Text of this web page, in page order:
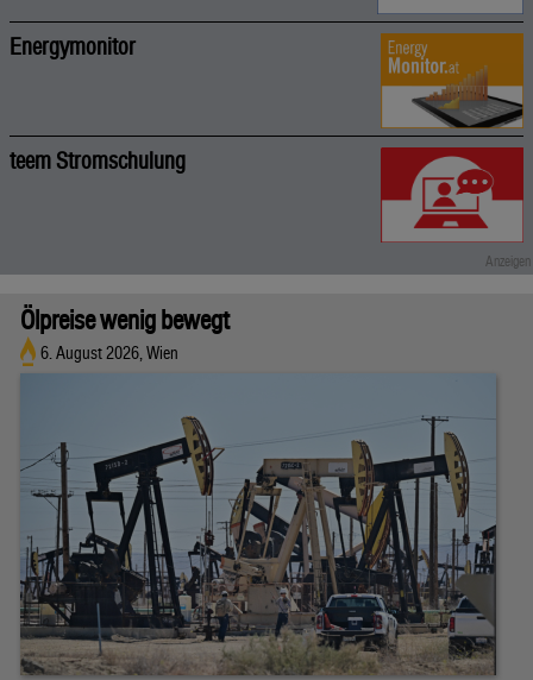
Energymonitor
teem Stromschulung
Ölpreise wenig bewegt
6. August 2026, Wien